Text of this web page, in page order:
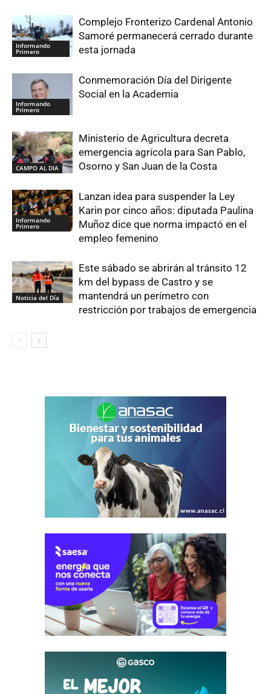
Informando
Primero
Complejo Fronterizo Cardenal Antonio
Samoré permanecerá cerrado durante
esta jornada
Informando
Primero
Conmemoración Día del Dirigente
Social en la Academia
CAMPO AL DIA
Ministerio de Agricultura decreta
emergencia agrícola para San Pablo,
Osorno y San Juan de la Costa
Informando
Primero
Lanzan idea para suspender la Ley
Karin por cinco años: diputada Paulina
Muñoz dice que norma impactó en el
empleo femenino
Noticia del Día
Este sábado se abrirán al tránsito 12
km del bypass de Castro y se
mantendrá un perímetro con
restricción por trabajos de emergencia